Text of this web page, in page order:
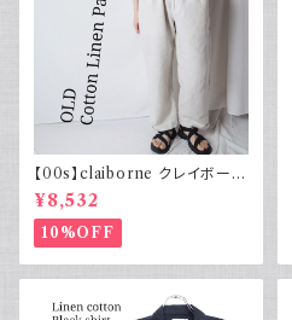
【00s】claiborne クレイボーン
リネンコットンパンツ ツータック
¥8,532
10%OFF